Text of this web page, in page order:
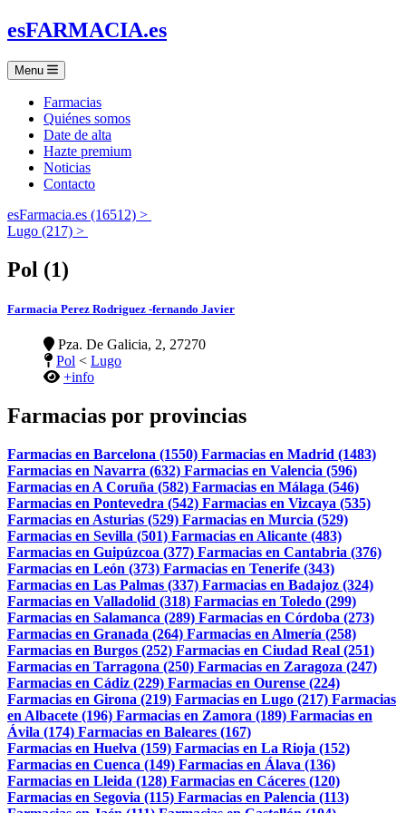
esFARMACIA.es
Menu
Farmacias
Quiénes somos
Date de alta
Hazte premium
Noticias
Contacto
esFarmacia.es (16512) >
Lugo (217) >
Pol (1)
Farmacia Perez Rodriguez -fernando Javier
Pza. De Galicia, 2, 27270
Pol < Lugo
+info
Farmacias por provincias
Farmacias en Barcelona (1550) Farmacias en Madrid (1483)
Farmacias en Navarra (632) Farmacias en Valencia (596)
Farmacias en A Coruña (582) Farmacias en Málaga (546)
Farmacias en Pontevedra (542) Farmacias en Vizcaya (535)
Farmacias en Asturias (529) Farmacias en Murcia (529)
Farmacias en Sevilla (501) Farmacias en Alicante (483)
Farmacias en Guipúzcoa (377) Farmacias en Cantabria (376)
Farmacias en León (373) Farmacias en Tenerife (343)
Farmacias en Las Palmas (337) Farmacias en Badajoz (324)
Farmacias en Valladolid (318) Farmacias en Toledo (299)
Farmacias en Salamanca (289) Farmacias en Córdoba (273)
Farmacias en Granada (264) Farmacias en Almería (258)
Farmacias en Burgos (252) Farmacias en Ciudad Real (251)
Farmacias en Tarragona (250) Farmacias en Zaragoza (247)
Farmacias en Cádiz (229) Farmacias en Ourense (224)
Farmacias en Girona (219) Farmacias en Lugo (217) Farmacias
en Albacete (196) Farmacias en Zamora (189) Farmacias en
Ávila (174) Farmacias en Baleares (167)
Farmacias en Huelva (159) Farmacias en La Rioja (152)
Farmacias en Cuenca (149) Farmacias en Álava (136)
Farmacias en Lleida (128) Farmacias en Cáceres (120)
Farmacias en Segovia (115) Farmacias en Palencia (113)